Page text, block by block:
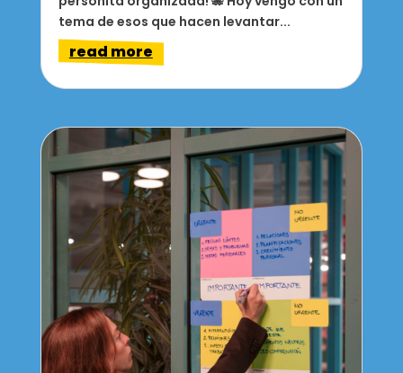
tema de esos que hacen levantar...
read more